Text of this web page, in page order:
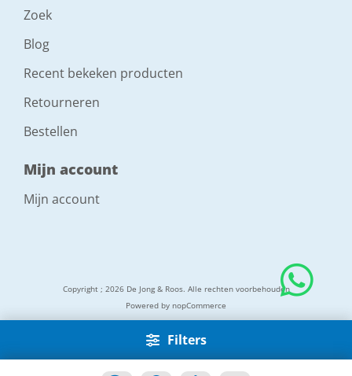
Filters
Zoek
Blog
Recent bekeken producten
Retourneren
Bestellen
Mijn account
Mijn account
Copyright ; 2026 De Jong & Roos. Alle rechten voorbehouden
Powered by nopCommerce